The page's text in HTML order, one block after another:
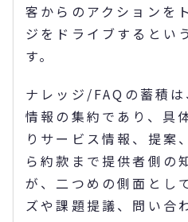
客からのアクションを
ジをドライブするとい
す。
ナレッジ/FAQの蓄積
情報の集約であり、具
りサービス情報、提案
ら約款まで提供者側の
が、二つめの側面とし
ズや課題提議、問い合